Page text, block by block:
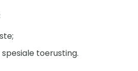
toerusting.